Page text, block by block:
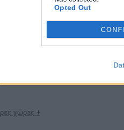
Opted Out
χώρες +